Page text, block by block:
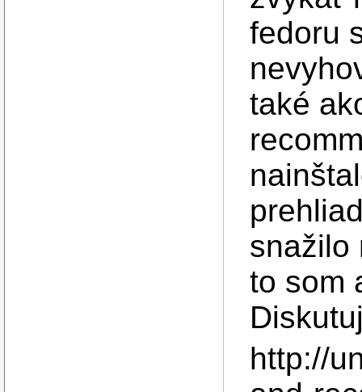
fedoru
také
snažilo
to som
http://